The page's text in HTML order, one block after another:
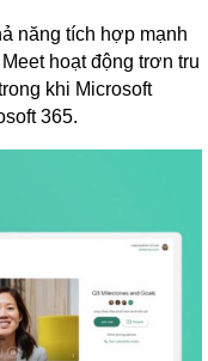
năng tích hợp mạnh
hoạt động trơn tru
khi Microsoft
365.